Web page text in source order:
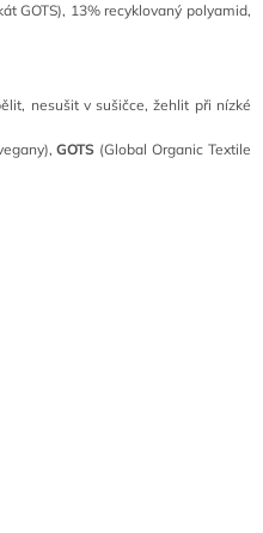
GOTS), 13% recyklovaný polyamid,
nesušit v sušičce, žehlit při nízké
GOTS (Global Organic Textile